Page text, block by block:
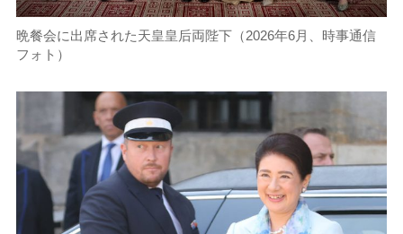
晩餐会に出席された天皇皇后両陛下（2026年6月、時事通信
フォト）